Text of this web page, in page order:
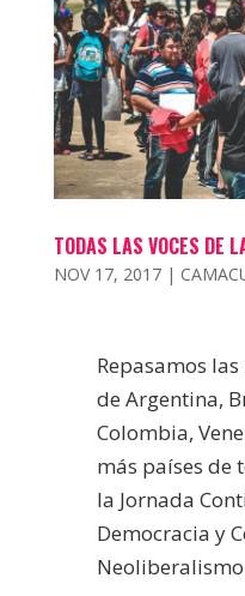
TODAS LAS VOCES DE
NOV 17, 2017|
Repasamos
de Argentina,
Colombia,
más países de
la Jornada
Democracia y